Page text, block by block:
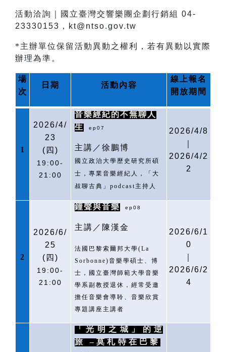
活動洽詢｜國立臺灣交響樂團企劃行銷組 04-
23330153，kt@ntso.gov.tw
*主辦單位保留活動異動之權利，若有異動以實際
辦理為準。
場
次
日期 活動內容
線上報名
開放期間
1
2026/4/
23
( 四)
19:00-
21:00
音樂經紀的不無聊人
生
ep07
主講／徐鵬博
國立政治大學歷史研究所碩
士，專業音樂經紀人，「大
叔聊古典」 podcast主持人
2026/4/8
2026/4/2
2
2
2026/6/
25
( 四)
19:00-
21:00
鐘聲與音樂 ep08
主講／陳漢金
法國巴黎索爾邦大學(La
Sorbonne)音樂學碩士、博
士，國立臺灣師範大學音樂
學系副教授退休，經常受邀
擔任音樂會導聆、音樂欣賞
專題講座主講者
2026/6/1
0
2026/6/2
4
「光明之城」的逆
旅
–莫札特在巴黎